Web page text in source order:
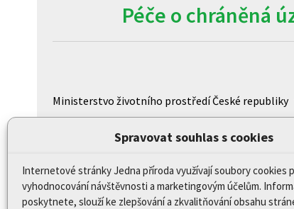
Spravovat souhlas s cookies
Internetové stránky Jedna příroda využívají soubory cookies
vyhodnocování návštěvnosti a marketingovým účelům.
poskytnete, slouží ke zlepšování a zkvalitňování obsahu
Péče o chráněná
Ministerstvo životního prostředí České republiky
Centrum pro otázky životního prostředí
CzechGlobe – Ústav výzkumu globální změny
Biologické centrum AV ČR, v.v.iwww.upb.cas.cz/